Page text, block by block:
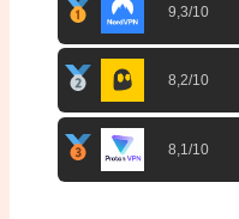
9,3/10
8,2/10
8,1/10